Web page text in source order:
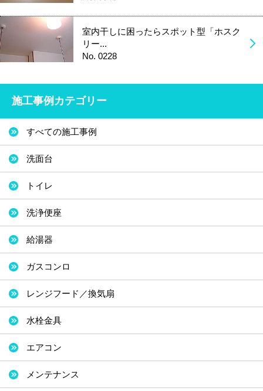
室内干しに困ったらスポット型「ホスク
リー...
No. 0228
施工事例カテゴリー
すべての施工事例
洗面台
トイレ
洗浄便座
給湯器
ガスコンロ
レンジフード／換気扇
水栓金具
エアコン
メンテナンス